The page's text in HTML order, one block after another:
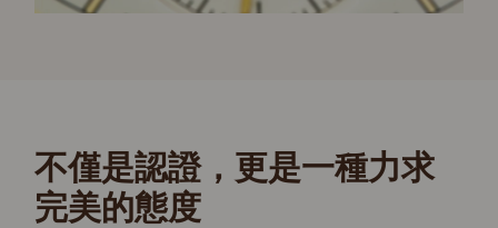
不僅是認證，更是一種力求
完美的態度